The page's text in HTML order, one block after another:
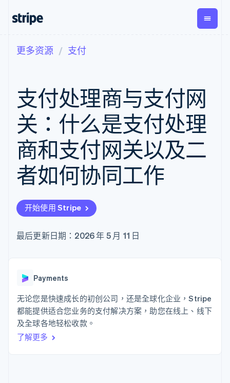
支付
在线支付
Managed
Payments
备案商家解决
方案
Payment links
无代码支付
Checkout
预构建支付界
面
灵活的 UI 组件
Payment
接入 125+ 种支
付方式
Boost
化
加速结账
经常性收入
Metronome
按用量计费
Subscriptions
订阅管理
Invoicing
一次性或定期
账单
Tax
销售税和增值
Revenue
Recognition
Stripe Sigma
自定义报告
数据同步
Global
Payouts
向第三
方打款
钱包、
稳定币
发行和
发卡基
更多
按企业阶段
按应用场景
智能体商务
加密货币
电子商务
嵌入式金融
财务自动化
应用内支付
交易市场
资金管理
SaaS
AI 企业
创作者经济
游戏
酒店、旅游与休闲
非营利组织
文档
库与 SDK
Stripe Apps
指南
接受线上付款
实施预置结账流程
构建平台或交易市场
提供按用量计费
发行稳定币支持的支付卡
通过智能体配置和管理服
代码示例
开发者博客
API 状态
学习
指南
支持
获取支持
托管支持方案
专业服务
公司
产品路线图
联系
更多资源 支付
支付处理商与支付网
关：什么是支付处理
商和支付网关以及二
者如何协同工作
开始使用 Stripe
最后更新日期：2026 年 5 月 11 日
Payments
无论您是快速成长的初创公司，还是全球化企业，Stripe
都能提供适合您业务的支付解决方案，助您在线上、线下
及全球各地轻松收款。
了解更多